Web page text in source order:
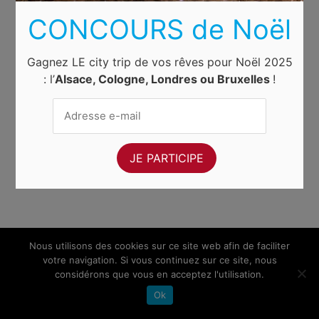
Nous utilisons des cookies sur ce site web afin de faciliter
votre navigation. Si vous continuez sur ce site, nous
considérons que vous en acceptez l'utilisation.
Ok
CONCOURS de Noël
Gagnez LE city trip de vos rêves pour Noël 2025
: l’Alsace, Cologne, Londres ou Bruxelles !